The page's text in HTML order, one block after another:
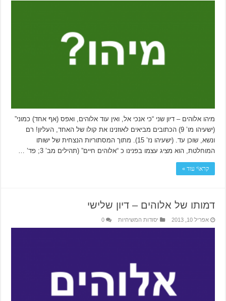
מיהו אלוהים – דיון שני “כי אנכי אל, ואין עוד אלוהים, ואפס (אף אחד) כמוני”
(ישעיהו מו’ 9) הכתובים מביאים לאוזנינו את קולו של האחד, העליון! רם
ונשא, שוכן עד. (ישעיהו נז’ 15). מתוך המסתוריות הנצחית של ישותו
המוחלטת, הוא מציג עצמו בפנינו כ “אלוהים חיים” (תהילים מב’ 3; פד’ …
קרא\י עוד »
דמותו של אלוהים – דיון שלישי
אפריל 10, 2013 יסודות המשיחיות 0